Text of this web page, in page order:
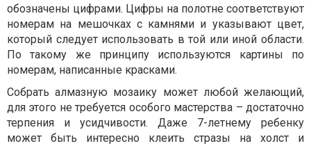
обозначены цифрами. Цифры на полотне соответствуют
номерам на мешочках с камнями и указывают цвет,
который следует использовать в той или иной области.
По такому же принципу используются картины по
номерам, написанные красками.
Собрать алмазную мозаику может любой желающий,
для этого не требуется особого мастерства – достаточно
терпения и усидчивости. Даже 7-летнему ребенку
может быть интересно клеить стразы на холст и